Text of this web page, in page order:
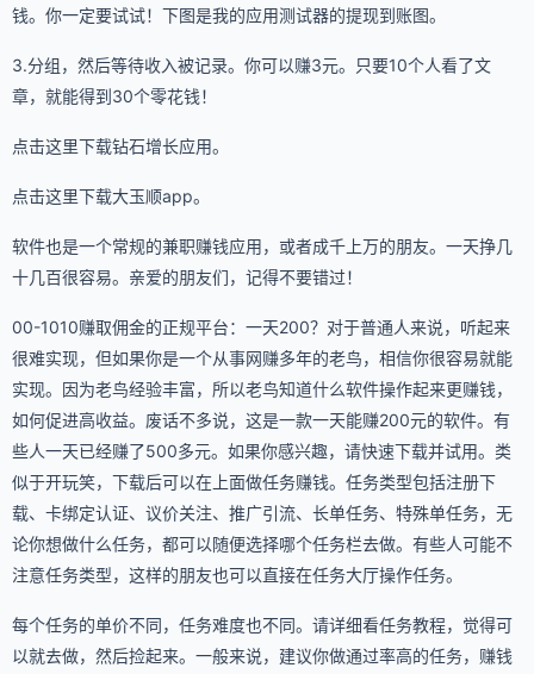
钱。你一定要试试！下图是我的应用测试器的提现到账图。
3.分组，然后等待收入被记录。你可以赚3元。只要10个人看了文
章，就能得到30个零花钱！
点击这里下载钻石增长应用。
点击这里下载大玉顺app。
软件也是一个常规的兼职赚钱应用，或者成千上万的朋友。一天挣几
十几百很容易。亲爱的朋友们，记得不要错过！
00-1010赚取佣金的正规平台：一天200？对于普通人来说，听起来
很难实现，但如果你是一个从事网赚多年的老鸟，相信你很容易就能
实现。因为老鸟经验丰富，所以老鸟知道什么软件操作起来更赚钱，
如何促进高收益。废话不多说，这是一款一天能赚200元的软件。有
些人一天已经赚了500多元。如果你感兴趣，请快速下载并试用。类
似于开玩笑，下载后可以在上面做任务赚钱。任务类型包括注册下
载、卡绑定认证、议价关注、推广引流、长单任务、特殊单任务，无
论你想做什么任务，都可以随便选择哪个任务栏去做。有些人可能不
注意任务类型，这样的朋友也可以直接在任务大厅操作任务。
每个任务的单价不同，任务难度也不同。请详细看任务教程，觉得可
以就去做，然后捡起来。一般来说，建议你做通过率高的任务，赚钱